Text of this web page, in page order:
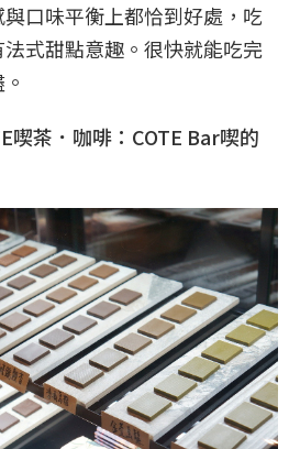
口味平衡上都恰到好處，吃
式甜點意趣。很快就能吃完
喫茶．咖啡：COTE Bar喫的